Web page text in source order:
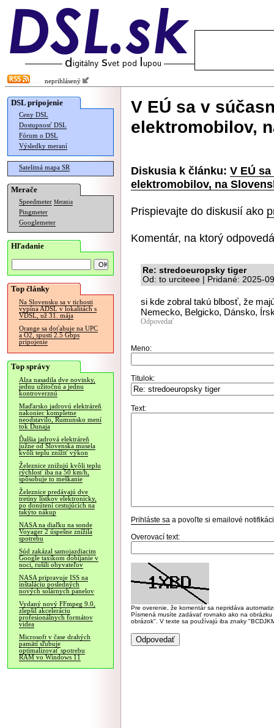
neprihlásený
DSL pripojenie
Ceny DSL
Dostupnosť DSL
Fórum o DSL
Výsledky meraní
Satelitná mapa SR
Merače
Speedmeter Merania
Pingmeter
Googlemeter
Hľadanie
Top články
Na Slovensku sa v tichosti
vypína ADSL v lokalitách s
VDSL, už 31. mája
Orange sa doťahuje na UPC
a O2, spustí 2.5 Gbps
pripojenie
Top správy
Alza nasadila dve novinky,
jednu užitočnú a jednu
kontroverznú
Maďarsko jadrovú elektráreň
nakoniec kompletne
neodstavilo, Rumunsko mení
tok Dunaja
Ďalšia jadrová elektráreň
južne od Slovenska musela
kvôli teplu znížiť výkon
Železnice znižujú kvôli teplu
rýchlosť iba na 50 km/h,
spôsobuje to meškanie
Železnice predávajú dve
tretiny lístkov elektronicky,
po donútení cestujúcich na
takýto nákup
NASA na diaľku na sonde
Voyager 2 úspešne znížila
spotrebu
Súd zakázal samojazdiacim
Google taxíkom dobíjanie v
noci, rušili obyvateľov
NASA pripravuje ISS na
inštaláciu posledných
nových solárnych panelov
Vydaný nový FFmpeg 9.0,
zlepšil akceleráciu
profesionálnych formátov
videa
Microsoft v čase drahých
pamätí sľubuje
optimalizovať spotrebu
RAM vo Windows 11
V EÚ sa v
elektromobilov,
Diskusia k článku: V EÚ
elektromobilov, na
Prispievajte do diskusií ako
Komentár, na ktorý
Re: stredoeuropsky tiger
Od: to urciteee | Pridané: 2025-
si kde zobral takú blbosť, že
Nemecko, Belgicko, Dánsko,
Odpovedať
Meno:
Titulok:
Text:
Prihláste sa a povoľte si emailové
Overovací text:
Pre overenie, že komentár sa nepridáva
Písmená musíte zadávať rovnako ako na
obrázok". V texte sa používajú iba znaky